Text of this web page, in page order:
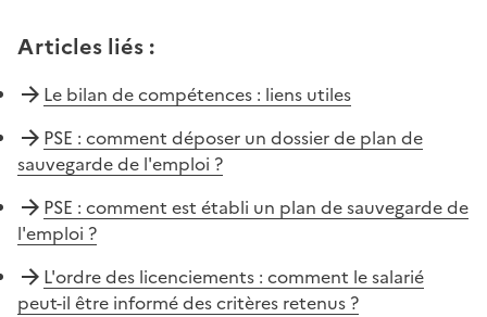
Articles liés :
Le bilan de compétences : liens utiles
PSE : comment déposer un dossier de plan de
sauvegarde de l'emploi ?
PSE : comment est établi un plan de sauvegarde de
l'emploi ?
L'ordre des licenciements : comment le salarié
peut-il être informé des critères retenus ?